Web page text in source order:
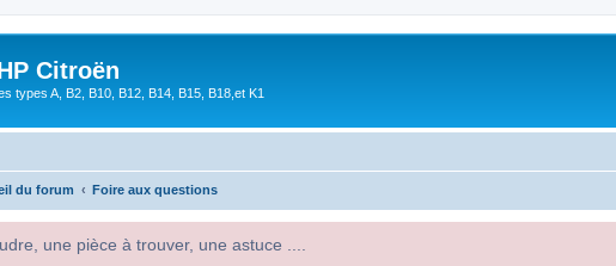
Citroën
types A, B2, B10, B12, B14, B15, B18,et K1
du forum Foire aux questions
une pièce à trouver, une astuce ....